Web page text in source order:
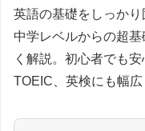
英語の基礎をしっかり
中学レベルからの超
く解説。初心者でも
TOEIC、英検にも幅広